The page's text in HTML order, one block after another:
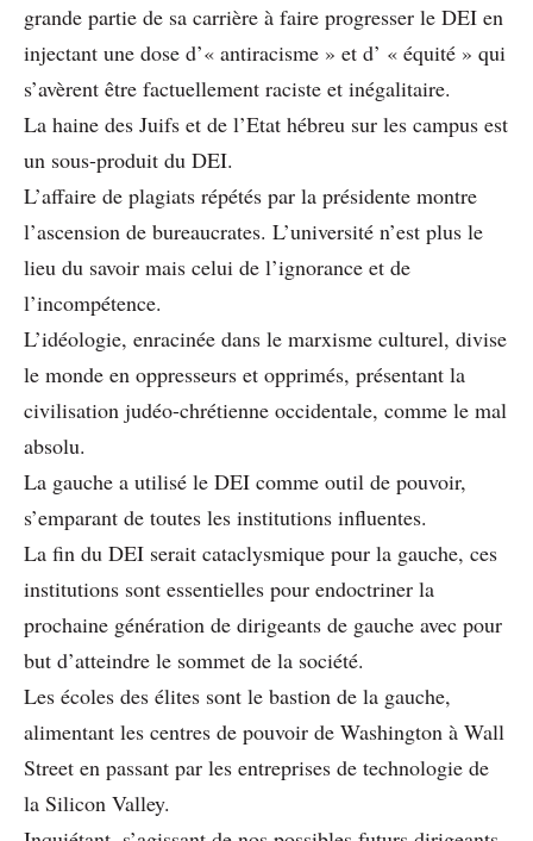
grande partie de sa carrière à faire progresser le DEI en
injectant une dose d’« antiracisme » et d’ « équité » qui
s’avèrent être factuellement raciste et inégalitaire.
La haine des Juifs et de l’Etat hébreu sur les campus est
un sous-produit du DEI.
L’affaire de plagiats répétés par la présidente montre
l’ascension de bureaucrates. L’université n’est plus le
lieu du savoir mais celui de l’ignorance et de
l’incompétence.
L’idéologie, enracinée dans le marxisme culturel, divise
le monde en oppresseurs et opprimés, présentant la
civilisation judéo-chrétienne occidentale, comme le mal
absolu.
La gauche a utilisé le DEI comme outil de pouvoir,
s’emparant de toutes les institutions influentes.
La fin du DEI serait cataclysmique pour la gauche, ces
institutions sont essentielles pour endoctriner la
prochaine génération de dirigeants de gauche avec pour
but d’atteindre le sommet de la société.
Les écoles des élites sont le bastion de la gauche,
alimentant les centres de pouvoir de Washington à Wall
Street en passant par les entreprises de technologie de
la Silicon Valley.